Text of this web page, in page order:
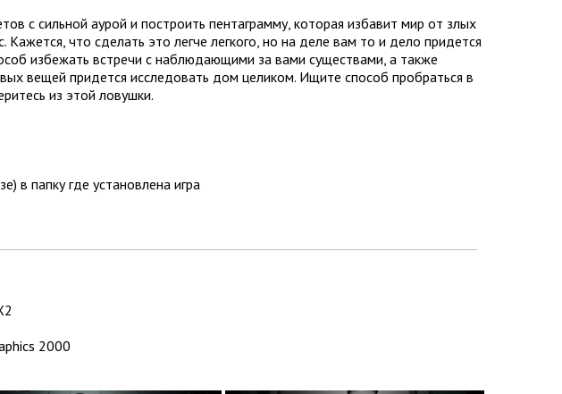
с сильной аурой и построить пентаграмму, которая избавит мир от злых
что сделать это легче легкого, но на деле вам то и дело придется
избежать встречи с наблюдающими за вами существами, а также
вещей придется исследовать дом целиком. Ищите способ пробраться в
из этой ловушки.
в папку где установлена игра
2000